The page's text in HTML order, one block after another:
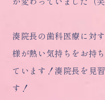
湊院長の歯科医療に対
様が熱い気持ちをお持
ています！湊院長を見
す！